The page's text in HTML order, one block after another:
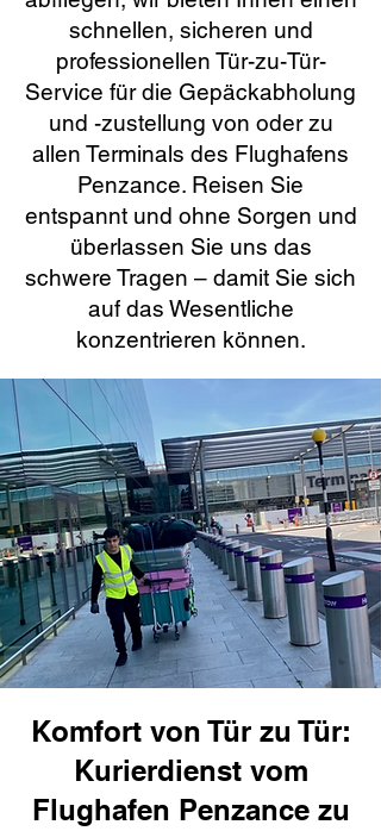
schnellen, sicheren und
professionellen Tür-zu-Tür-
Service für die Gepäckabholung
und -zustellung von oder zu
allen Terminals des Flughafens
Penzance. Reisen Sie
entspannt und ohne Sorgen und
überlassen Sie uns das
schwere Tragen – damit Sie sich
auf das Wesentliche
konzentrieren können.
Komfort von Tür zu Tür:
Kurierdienst vom
Flughafen Penzance zu